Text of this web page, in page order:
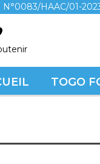
N°0083/HAAC/01-
TOGO